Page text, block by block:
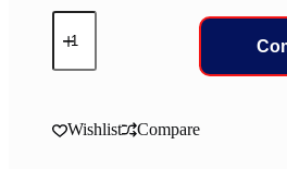
245/50/18
LLANT
VS5
VICTRA
Wishlist Compare